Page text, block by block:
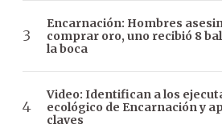
Encarnación: Hombres
comprar oro, uno recibió 8
la boca
Video: Identifican a los
ecológico de Encarnación y
claves